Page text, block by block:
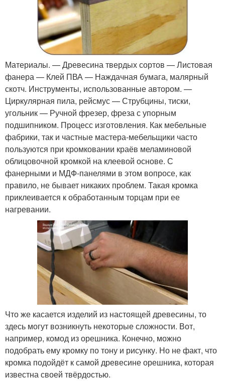
Материалы. — Древесина твердых сортов — Листовая
фанера — Клей ПВА — Наждачная бумага, малярный
скотч. Инструменты, использованные автором. —
Циркулярная пила, рейсмус — Струбцины, тиски,
угольник — Ручной фрезер, фреза с упорным
подшипником. Процесс изготовления. Как мебельные
фабрики, так и частные мастера-мебельщики часто
пользуются при кромковании краёв меламиновой
облицовочной кромкой на клеевой основе. С
фанерными и МДФ-панелями в этом вопросе, как
правило, не бывает никаких проблем. Такая кромка
приклеивается к обработанным торцам при ее
нагревании.
Что же касается изделий из настоящей древесины, то
здесь могут возникнуть некоторые сложности. Вот,
например, комод из орешника. Конечно, можно
подобрать ему кромку по тону и рисунку. Но не факт, что
кромка подойдёт к самой древесине орешника, которая
известна своей твёрдостью.